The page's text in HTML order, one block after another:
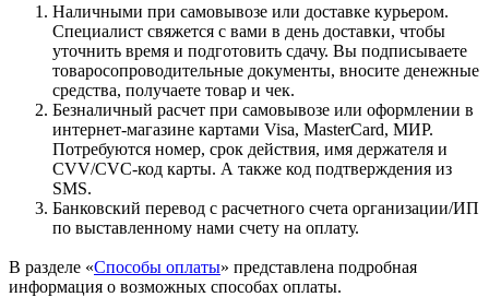
Наличными при самовывозе или доставке курьером.
Специалист свяжется с вами в день доставки, чтобы
уточнить время и подготовить сдачу. Вы подписываете
товаросопроводительные документы, вносите денежные
средства, получаете товар и чек.
Безналичный расчет при самовывозе или оформлении в
интернет-магазине картами Visa, MasterCard, МИР.
Потребуются номер, срок действия, имя держателя и
CVV/CVC-код карты. А также код подтверждения из
SMS.
Банковский перевод с расчетного счета организации/ИП
по выставленному нами счету на оплату.
В разделе «Способы оплаты» представлена подробная
информация о возможных способах оплаты.